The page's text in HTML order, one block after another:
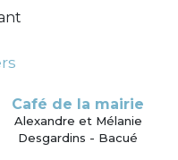
Café de la mairie
Alexandre et Mélanie
Desgardins - Bacué